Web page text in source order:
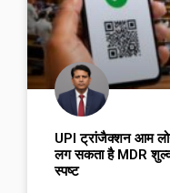
UPI ट्रांजैक्शन आम
लग सकता है MDR
स्पष्ट